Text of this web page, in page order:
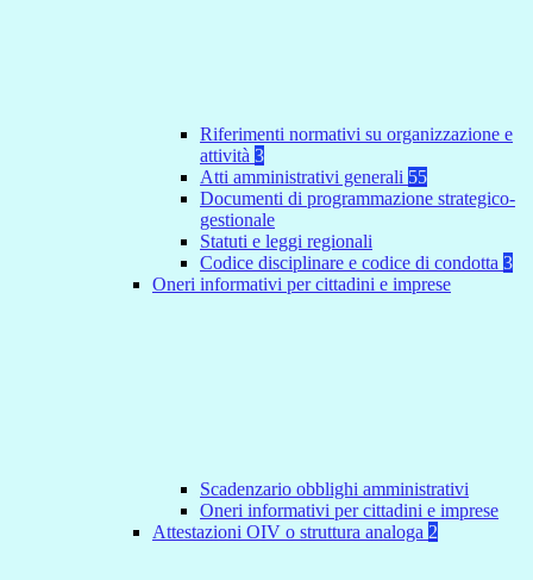
Riferimenti normativi su organizzazione e
attività 3
Atti amministrativi generali 55
Documenti di programmazione strategico-
gestionale
Statuti e leggi regionali
Codice disciplinare e codice di condotta 3
Oneri informativi per cittadini e imprese
Scadenzario obblighi amministrativi
Oneri informativi per cittadini e imprese
Attestazioni OIV o struttura analoga 2